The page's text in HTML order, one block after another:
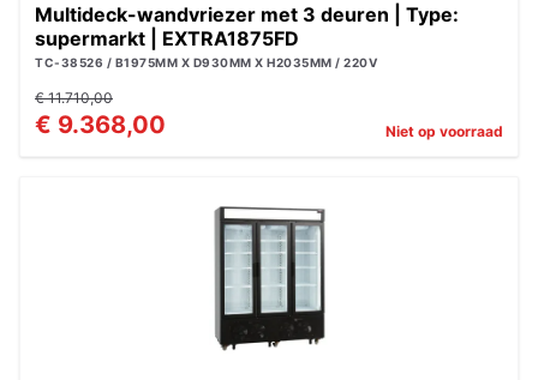
Multideck-wandvriezer met 3 deuren | Type:
supermarkt | EXTRA1875FD
TC-38526 / B1975MM X D930MM X H2035MM / 220V
€ 11.710,00
€ 9.368,00 Niet op voorraad